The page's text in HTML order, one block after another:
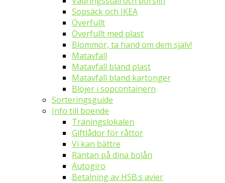
Sopsäck och IKEA
Överfullt
Överfullt med plast
Blommor, ta hand om dem själv!
Matavfall
Matavfall bland plast
Matavfall bland kartonger
Blöjer i sopcontainern
Sorteringsguide
Info till boende
Träningslokalen
Giftlådor för råttor
Vi kan bättre
Räntan på dina bolån
Autogiro
Betalning av HSB:s avier